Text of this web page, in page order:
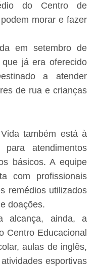
do Centro de
morar e fazer
em setembro de
já era oferecido
a atender
de rua e crianças
também está à
atendimentos
básicos. A equipe
com profissionais
remédios utilizados
doações.
alcança, ainda, a
Centro Educacional
aulas de inglês,
esportivas